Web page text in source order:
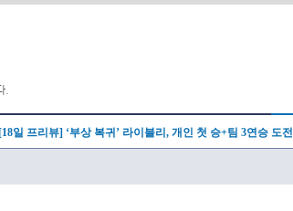
.
[18일 프리뷰] ‘부상 복귀’ 라이블리, 개인 첫 승+팀 3연승 도전